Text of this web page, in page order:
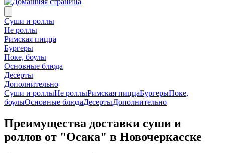
Суши и роллы
Не роллы
Римская пицца
Бургеры
Поке, боулы
Основные блюда
Десерты
Дополнительно
Суши и роллыНе роллыРимская пиццаБургерыПоке,
боулыОсновные блюдаДесертыДополнительно
Преимущества доставки суши и
роллов от "Осака" в Новочеркасске